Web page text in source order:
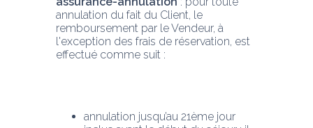
annulation du fait du Client, le
remboursement par le Vendeur, à
l'exception des frais de réservation, est
effectué comme suit :
annulation jusqu’au 21ème jour